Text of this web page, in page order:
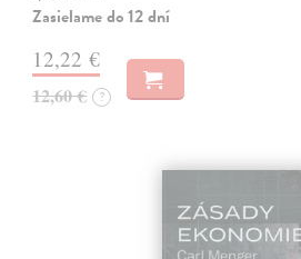
Zasielame do 12 dní
12,22 €
12,60 € ?